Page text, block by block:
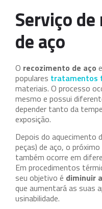
Serviço
de aço
O recozimento de aço
populares tratamentos
materiais. O processo
mesmo e possui
depender tanto da
exposição.
Depois do aquecimento
peças) de aço, o
também ocorre em
Em procedimentos
seu objetivo é diminuir
que aumentará as suas
usinabilidade.